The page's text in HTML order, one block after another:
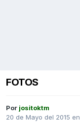
FOTOS
Por jositoktm
20 de Mayo del 2015 en